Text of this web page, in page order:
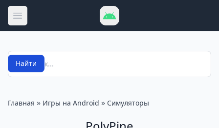
Открыть меню
Поиск
Найти
Главная » Игры на Android » Симуляторы